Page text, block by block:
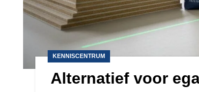
KENNISCENTRUM
Alternatief voor